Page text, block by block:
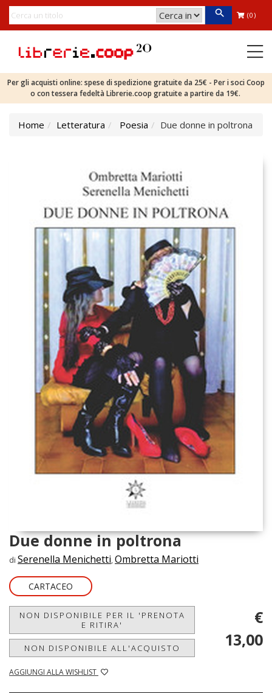
(0)
Per gli acquisti online: spese di spedizione gratuite da 25€ - Per i soci Coop
o con tessera fedeltà Librerie.coop gratuite a partire da 19€.
Home Letteratura Poesia Due donne in poltrona
Due donne in poltrona
di Serenella Menichetti, Ombretta Mariotti
CARTACEO
NON DISPONIBILE PER IL 'PRENOTA
E RITIRA'
NON DISPONIBILE ALL'ACQUISTO
AGGIUNGI ALLA WISHLIST
€
13,00